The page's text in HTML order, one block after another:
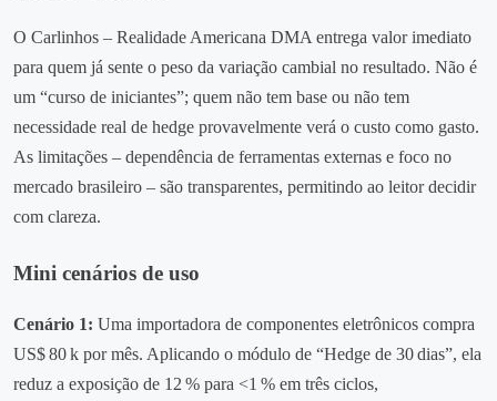
O Carlinhos – Realidade Americana DMA entrega valor imediato
para quem já sente o peso da variação cambial no resultado. Não é
um “curso de iniciantes”; quem não tem base ou não tem
necessidade real de hedge provavelmente verá o custo como gasto.
As limitações – dependência de ferramentas externas e foco no
mercado brasileiro – são transparentes, permitindo ao leitor decidir
com clareza.
Mini cenários de uso
Cenário 1: Uma importadora de componentes eletrônicos compra
US$ 80 k por mês. Aplicando o módulo de “Hedge de 30 dias”, ela
reduz a exposição de 12 % para <1 % em três ciclos,